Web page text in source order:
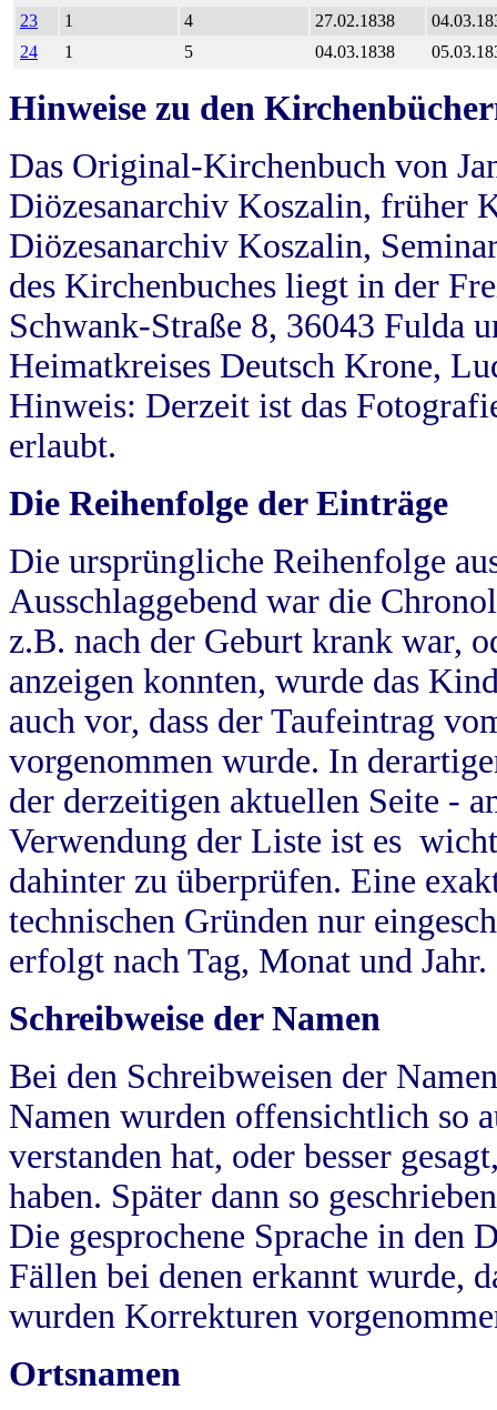
23
1 4 27.02.1838
24
1 5 04.03.1838
Hinweise zu den
Das Original-Kirchenbuch von
Diözesanarchiv Koszalin, früher
Diözesanarchiv Koszalin,
des Kirchenbuches liegt in der
Schwank-Straße 8, 36043 Fulda
Heimatkreises Deutsch Krone,
Hinweis: Derzeit ist das
erlaubt.
Die Reihenfolge der Einträge
Die ursprüngliche Reihenfolge
Ausschlaggebend war die
z.B. nach der Geburt krank war,
anzeigen konnten, wurde das
auch vor, dass der Taufeintrag
vorgenommen wurde. In
der derzeitigen aktuellen Seite -
Verwendung der Liste ist es
dahinter zu überprüfen. Eine
technischen Gründen nur
erfolgt nach Tag, Monat und Jahr.
Schreibweise der Namen
Bei den Schreibweisen der
Namen wurden offensichtlich so
verstanden hat, oder besser
haben. Später dann so
Die gesprochene Sprache in
Fällen bei denen erkannt wurde,
wurden Korrekturen
Ortsnamen